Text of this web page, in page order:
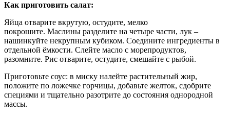
Как приготовить салат:
Яйца отварите вкрутую, остудите, мелко
покрошите. Маслины разделите на четыре части, лук –
нашинкуйте некрупным кубиком. Соедините ингредиенты в
отдельной ёмкости. Слейте масло с морепродуктов,
разомните. Рис отварите, остудите, смешайте с рыбой.
Приготовьте соус: в миску налейте растительный жир,
положите по ложечке горчицы, добавьте желток, сдобрите
специями и тщательно разотрите до состояния однородной
массы.